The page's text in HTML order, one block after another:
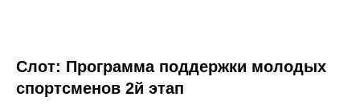
Слот: Программа поддержки молодых
спортсменов 2й этап